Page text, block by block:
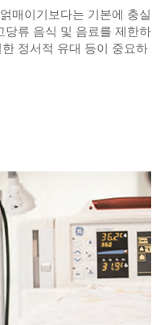
매이기보다는 기본에 충실
당류 음식 및 음료를 제한하
정서적 유대 등이 중요하